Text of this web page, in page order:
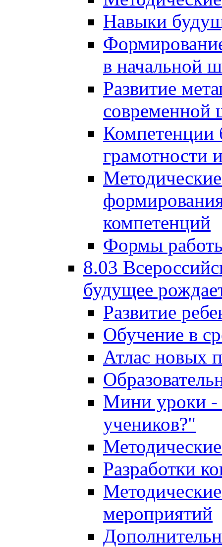
Навыки
в начальной
Развитие
современной
Компетенции
грамотности
компетенций
Формы
8.03
будущее
Развитие
Обучение в
Атлас новых
Мини уроки -
учеников?"
Разработки
мероприятий